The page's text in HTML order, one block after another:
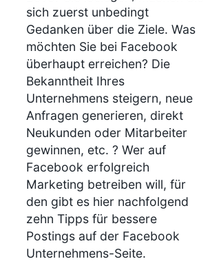
sich zuerst unbedingt
Gedanken über die Ziele. Was
möchten Sie bei Facebook
überhaupt erreichen? Die
Bekanntheit Ihres
Unternehmens steigern, neue
Anfragen generieren, direkt
Neukunden oder Mitarbeiter
gewinnen, etc. ? Wer auf
Facebook erfolgreich
Marketing betreiben will, für
den gibt es hier nachfolgend
zehn Tipps für bessere
Postings auf der Facebook
Unternehmens-Seite.